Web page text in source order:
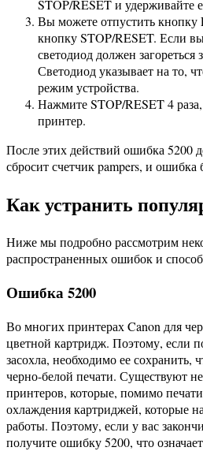
STOP/RESET и удерживайте
Вы можете отпустить кнопку
кнопку STOP/RESET. Если
светодиод должен
Светодиод указывает на то,
режим устройства.
Нажмите STOP/RESET 4
принтер.
После этих действий ошибка 5200
сбросит счетчик pampers, и ошибка
Как устранить
Ниже мы подробно рассмотрим
распространенных ошибок и
Ошибка 5200
Во многих принтерах Canon для
цветной картридж. Поэтому, если
засохла, необходимо ее сохранить,
черно-белой печати. Существуют
принтеров, которые, помимо
охлаждения картриджей, которые
работы. Поэтому, если у вас
получите ошибку 5200, что